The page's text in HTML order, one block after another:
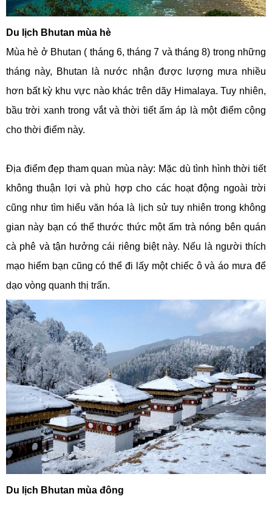
Du lịch Bhutan mùa hè
Mùa hè ở Bhutan ( tháng 6, tháng 7 và tháng 8) trong những
tháng này, Bhutan là nước nhận được lượng mưa nhiều
hơn bất kỳ khu vực nào khác trên dãy Himalaya. Tuy nhiên,
bầu trời xanh trong vắt và thời tiết ấm áp là một điểm cộng
cho thời điểm này.
Địa điểm đẹp tham quan mùa này: Mặc dù tình hình thời tiết
không thuận lợi và phù hợp cho các hoạt động ngoài trời
cũng như tìm hiểu văn hóa là lịch sử tuy nhiên trong không
gian này bạn có thể thước thức một ấm trà nóng bên quán
cà phê và tận hưởng cái riêng biệt này. Nếu là người thích
mạo hiểm bạn cũng có thể đi lấy một chiếc ô và áo mưa để
dạo vòng quanh thị trấn.
Du lịch Bhutan mùa đông